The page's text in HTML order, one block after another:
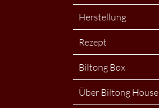
Herstellung
Rezept
Biltong Box
Über Biltong House